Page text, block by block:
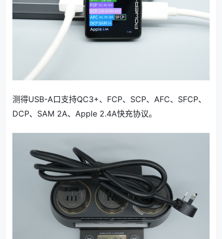
测得USB-A口支持QC3+、FCP、SCP、AFC、SFCP、
DCP、SAM 2A、Apple 2.4A快充协议。